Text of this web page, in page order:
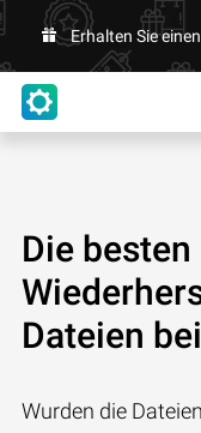
Erhalten Sie
Die
Dateien
Wurden die